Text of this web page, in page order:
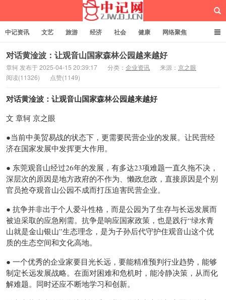
中记资讯 文艺 旅游 经济 社会 健康 网络聚焦
企业管理 网站建设 记者专栏 独立页面 服务
对话黄淦波：让观音山国家森林公园越来越好
章轲 发布于 2025-04-15 20:39:17 分类： 企业资讯 来源： 京之眼
阅读(11326)
点赞(1149)
对话黄淦波：让观音山国家森林公园越来越好
文 章轲 京之眼
●当前中美贸易战的状态下，更需要民营企业的发展。让民营经
济在国家发展中发挥更大作用。
● 东莞观音山经过26年的发展，有多达23项难题一直久拖不决，
深层次的原因是地方政府的不作为、懒政怠政，直接原因是个别
官员抢夺观音山公园不成而打压迫害民营企业。
● 抗争并非出于个人爱斗性格，而是公园为了生存与长远发展而
被迫采取的应急刚需。抗争是响应国家政策，也是践行“绿水青
山就是金山银山”生态理念，是为子孙后代守护住观音山这个优
质的生态空间和文化高地。
● 一个优秀的企业家要目光长远，要能精准预判行业趋势，能够
制定长远发展战略。在面对困难和危机时，能冷静决策，从而化
解难题。同时还应不断地学习和创新。